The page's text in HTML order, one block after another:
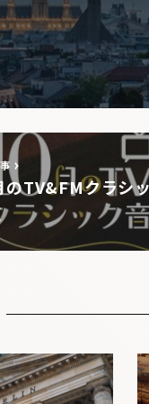
のTV&FMクラシ